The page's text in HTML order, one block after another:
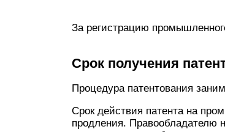
За регистрацию
Срок получения
Процедура патентования
Срок действия патента на
продления. Правообладателю